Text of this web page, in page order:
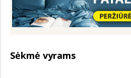
Sėkmė vyrams